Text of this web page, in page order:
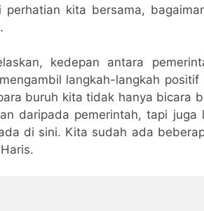
perhatian kita bersama,
kedepan antara
langkah-langkah
buruh kita tidak hanya bicara
daripada pemerintah, tapi
di sini. Kita sudah ada